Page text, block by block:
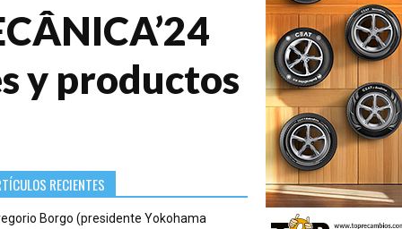
y productos
RECIENTES
Borgo (presidente Yokohama